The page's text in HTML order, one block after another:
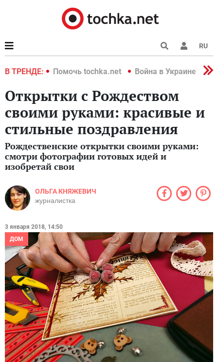
RU
В ТРЕНДЕ:
2022 Помочь tochka.net Война в Украине 2022
Открытки с Рождеством
своими руками: красивые и
стильные поздравления
Рождественские открытки своими руками:
смотри фотографии готовых идей и
изобретай свои
ОЛЬГА КНЯЖЕВИЧ
журналистка
3 января 2018, 14:50
ДОМ